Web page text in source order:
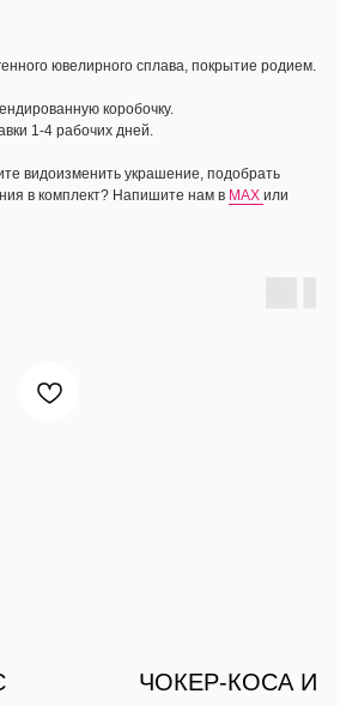
ювелирного сплава, покрытие родием.
коробочку.
1-4 рабочих дней.
видоизменить украшение, подобрать
в комплект? Напишите нам в MAX или
ЧОКЕР-КОСА ИЗ